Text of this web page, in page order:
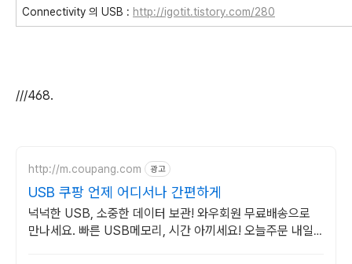
Connectivity 의 USB : http://igotit.tistory.com/280
///468.
http://m.coupang.com 광고
USB 쿠팡 언제 어디서나 간편하게
넉넉한 USB, 소중한 데이터 보관! 와우회원 무료배송으로
만나세요. 빠른 USB메모리, 시간 아끼세요! 오늘주문 내일